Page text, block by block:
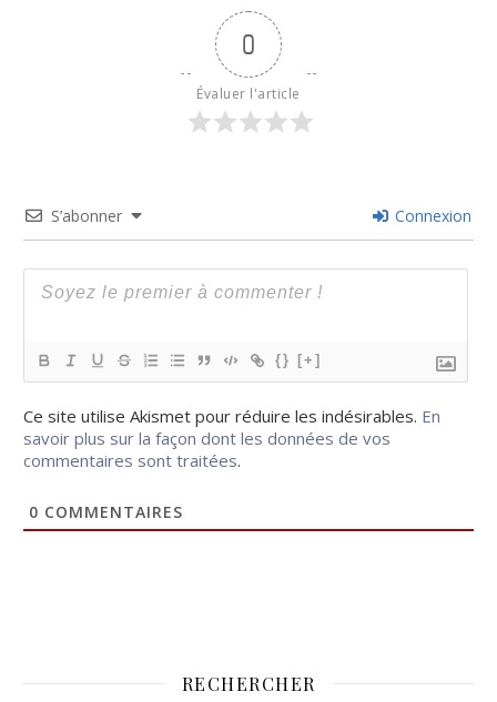
0
Évaluer l'article
S’abonner Connexion
{} [+]
Ce site utilise Akismet pour réduire les indésirables. En
savoir plus sur la façon dont les données de vos
commentaires sont traitées.
0 COMMENTAIRES
RECHERCHER